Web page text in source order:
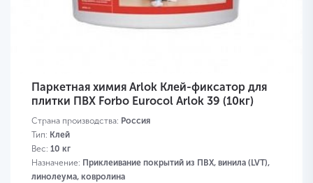
Паркетная химия Arlok Клей-фиксатор для
плитки ПВХ Forbo Eurocol Arlok 39 (10кг)
Страна производства: Россия
Тип: Клей
Вес: 10 кг
Назначение: Приклеивание покрытий из ПВХ, винила (LVT),
линолеума, ковролина